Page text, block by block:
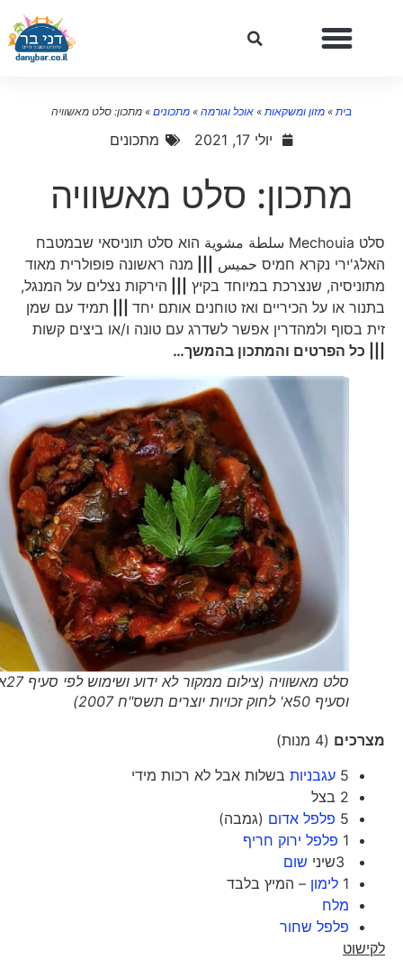
»מזון ומשקאות»אוכל וגורמה»מתכונים»מתכון: סלט מאשוויה
יולי 17, 2021 מתכונים
מתכון: סלט מאשוויה
סלט Mechouia سلطة مشوية הוא סלט תוניסאי שבמטבח
האלג'ירי נקרא חמיס حميس|||
מנה ראשונה פופולרית מאוד
מתוניסיה, שנצרכת במיוחד בקיץ|||
הירקות נצלים על המנגל,
בתנור או על הכיריים ואז טוחנים אותם יחד|||
תמיד עם שמן
זית בסוף ולמהדרין אפשר לשדרג עם טונה ו/או ביצים קשות
||| כל הפרטים והמתכון בהמשך…
סלט מאשוויה (צילום ממקור לא ידוע ושימוש לפי סעיף 27א'
וסעיף 50א' לחוק זכויות יוצרים תשס"ח 2007)
מצרכים(4 מנות)
5
עגבניותבשלות אבל לא רכות מידי
2 בצל
5
פלפל אדום(גמבה)
1
פלפל ירוק חריף
3שיני
שום
1
לימון– המיץ בלבד
מלח
פלפל שחור
לקישוט